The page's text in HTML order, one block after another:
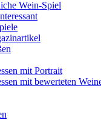
Wein-Spiel
mit Portrait
mit bewerteten